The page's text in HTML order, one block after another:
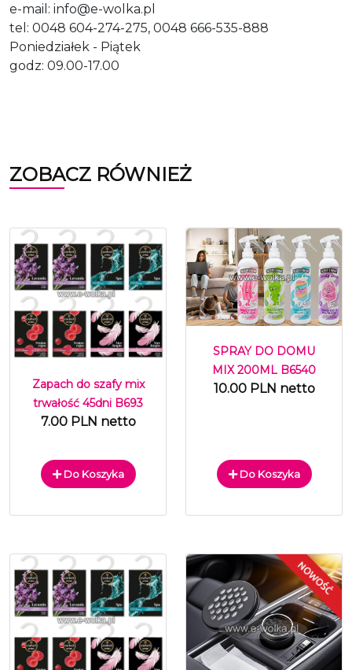
e-mail: info@e-wolka.pl
tel: 0048 604-274-275, 0048 666-535-888
Poniedziałek - Piątek
godz: 09.00-17.00
ZOBACZ RÓWNIEŻ
Zapach do szafy mix
trwałość 45dni B693
7.00 PLN netto
Do Koszyka
SPRAY DO DOMU
MIX 200ML B6540
10.00 PLN netto
Do Koszyka